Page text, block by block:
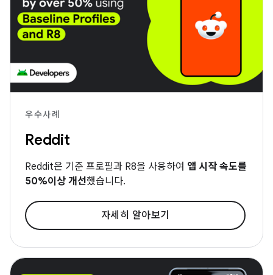
우수사례
Reddit
Reddit은 기준 프로필과 R8을 사용하여 앱 시작 속도를
50%이상 개선했습니다.
자세히 알아보기